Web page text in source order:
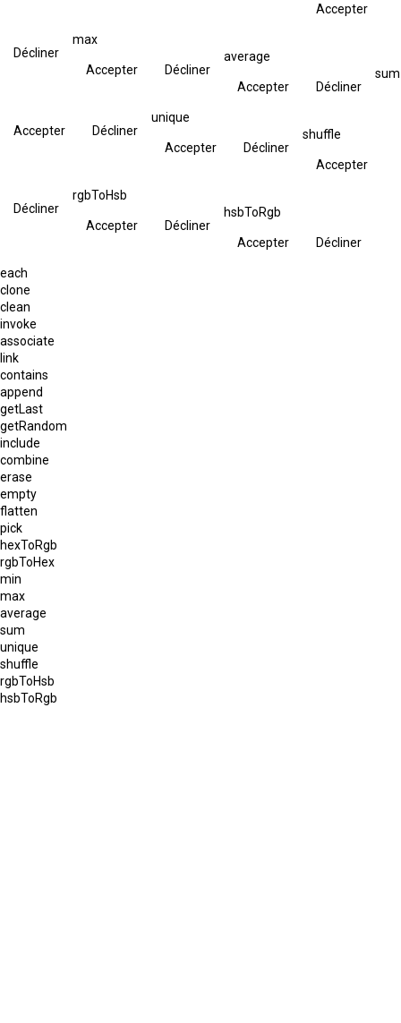
Accepter
Décliner
max
Accepter Décliner
average
Accepter Décliner
sum
Accepter Décliner
unique
Accepter Décliner
shuffle
Accepter
Décliner
rgbToHsb
Accepter Décliner
hsbToRgb
Accepter Décliner
each
clone
clean
invoke
associate
link
contains
append
getLast
getRandom
include
combine
erase
empty
flatten
pick
hexToRgb
rgbToHex
min
max
average
sum
unique
shuffle
rgbToHsb
hsbToRgb